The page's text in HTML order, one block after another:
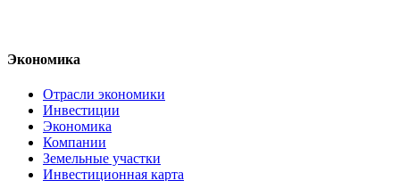
Экономика
Отрасли экономики
Инвестиции
Экономика
Компании
Земельные участки
Инвестиционная карта